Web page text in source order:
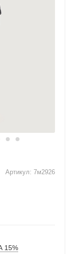
Артикул: 7м2926
15%